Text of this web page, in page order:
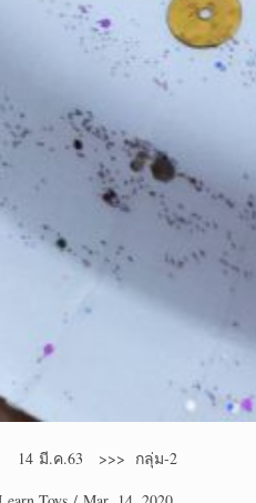
14 มี.ค.63 >>> กลุ่ม-2